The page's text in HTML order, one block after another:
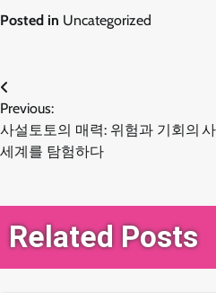
Posted in Uncategorized
글
탐
Previous:
사설토토의 매력: 위험과 기회의
세계를 탐험하다
Related Posts